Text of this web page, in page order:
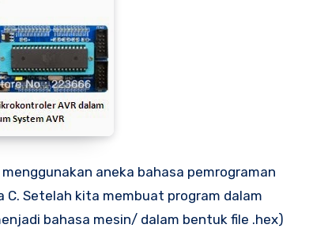
aneka bahasa pemrograman
C. Setelah kita membuat program dalam
bahasa mesin/ dalam bentuk file .hex)